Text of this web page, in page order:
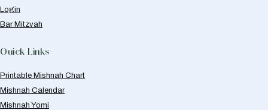
Login
Bar Mitzvah
Quick Links
Printable Mishnah Chart
Mishnah Calendar
Mishnah Yomi